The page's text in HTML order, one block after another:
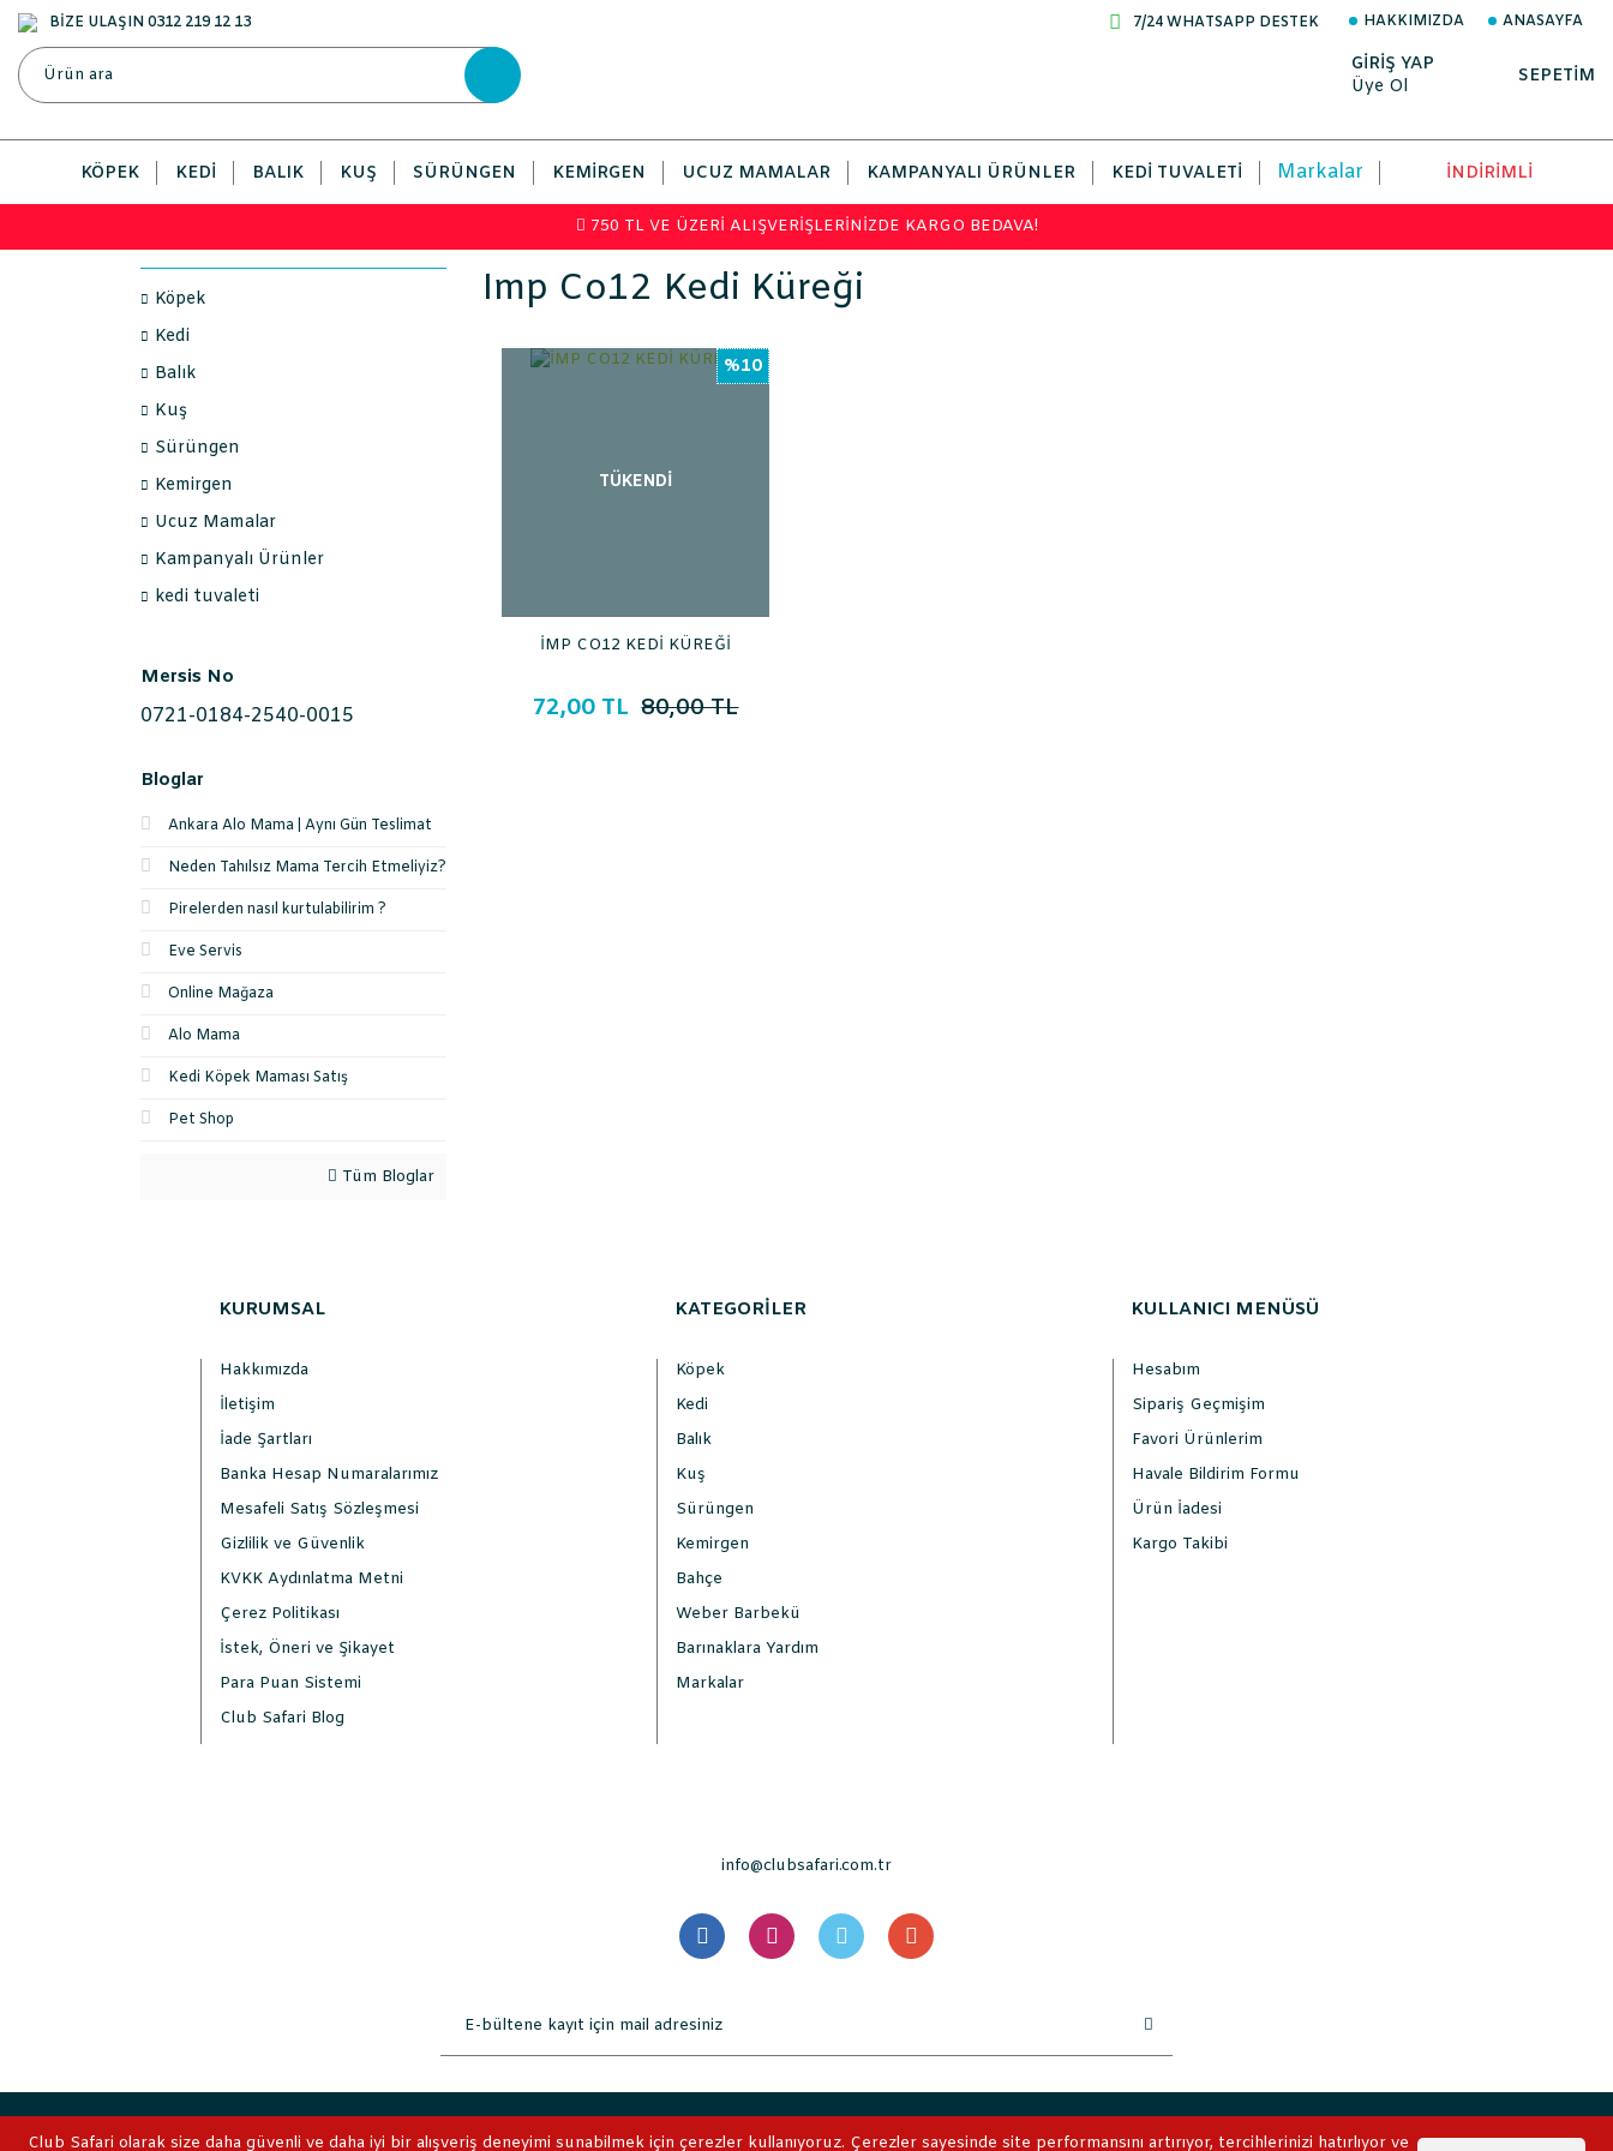
Club Safari olarak size daha güvenli ve daha iyi bir alışveriş deneyimi sunabilmek için çerezler kullanıyoruz. Çerezler sayesinde site performansını artırıyor, tercihlerinizi hatırlıyor ve
BİZE ULAŞIN 0312 219 12 13 7/24 WHATSAPP DESTEK HAKKIMIZDA ANASAYFA
GİRİŞ YAP
Üye Ol
SEPETİM
KÖPEK KEDI BALIK KUŞ SÜRÜNGEN KEMIRGEN UCUZ MAMALAR KAMPANYALI ÜRÜNLER KEDI TUVALETI Markalar İNDİRİMLİ
750 TL VE ÜZERİ ALIŞVERİŞLERİNİZDE KARGO BEDAVA!
Köpek
Kedi
Balık
Kuş
Sürüngen
Kemirgen
Ucuz Mamalar
Kampanyalı Ürünler
kedi tuvaleti
Mersis No
0721-0184-2540-0015
Bloglar
Ankara Alo Mama | Aynı Gün Teslimat
Neden Tahılsız Mama Tercih Etmeliyiz?
Pirelerden nasıl kurtulabilirim ?
Eve Servis
Online Mağaza
Alo Mama
Kedi Köpek Maması Satış
Pet Shop
Tüm Bloglar
Imp Co12 Kedi Küreği
%10
TÜKENDİ
İMP CO12 KEDİ KÜREĞİ
72,00 TL 80,00 TL
KURUMSAL
Hakkımızda
İletişim
İade Şartları
Banka Hesap Numaralarımız
Mesafeli Satış Sözleşmesi
Gizlilik ve Güvenlik
KVKK Aydınlatma Metni
Çerez Politikası
İstek, Öneri ve Şikayet
Para Puan Sistemi
Club Safari Blog
KATEGORİLER
Köpek
Kedi
Balık
Kuş
Sürüngen
Kemirgen
Bahçe
Weber Barbekü
Barınaklara Yardım
Markalar
KULLANICI MENÜSÜ
Hesabım
Sipariş Geçmişim
Favori Ürünlerim
Havale Bildirim Formu
Ürün İadesi
Kargo Takibi
info@clubsafari.com.tr